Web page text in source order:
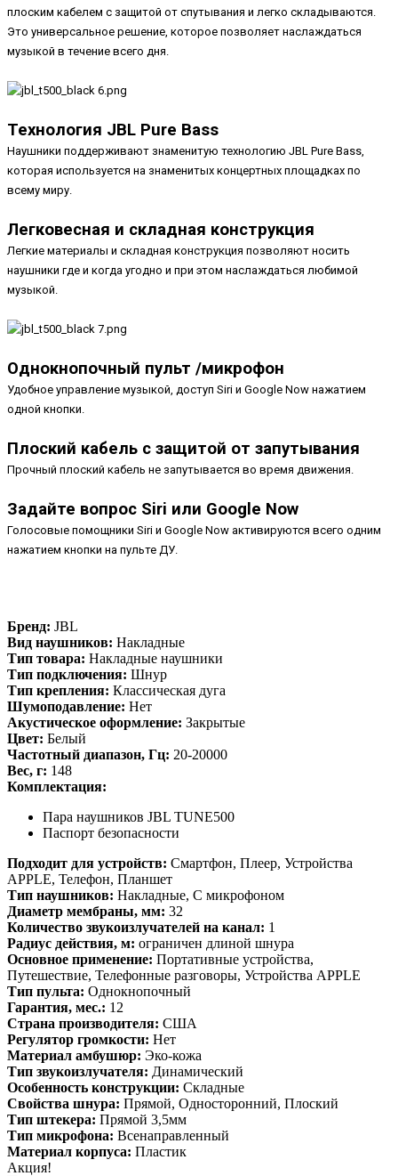
плоским кабелем с защитой от спутывания и легко складываются.
Это универсальное решение, которое позволяет наслаждаться
музыкой в течение всего дня.
Технология JBL Pure Bass
Наушники поддерживают знаменитую технологию JBL Pure Bass,
которая используется на знаменитых концертных площадках по
всему миру.
Легковесная и складная конструкция
Легкие материалы и складная конструкция позволяют носить
наушники где и когда угодно и при этом наслаждаться любимой
музыкой.
Однокнопочный пульт /микрофон
Удобное управление музыкой, доступ Siri и Google Now нажатием
одной кнопки.
Плоский кабель с защитой от запутывания
Прочный плоский кабель не запутывается во время движения.
Задайте вопрос Siri или Google Now
Голосовые помощники Siri и Google Now активируются всего одним
нажатием кнопки на пульте ДУ.
Бренд: JBL
Вид наушников: Накладные
Тип товара: Накладные наушники
Тип подключения: Шнур
Тип крепления: Классическая дуга
Шумоподавление: Нет
Акустическое оформление: Закрытые
Цвет: Белый
Частотный диапазон, Гц: 20-20000
Вес, г: 148
Комплектация:
Пара наушников JBL TUNE500
Паспорт безопасности
Подходит для устройств: Смартфон, Плеер, Устройства
APPLE, Телефон, Планшет
Тип наушников: Накладные, С микрофоном
Диаметр мембраны, мм: 32
Количество звукоизлучателей на канал: 1
Радиус действия, м: ограничен длиной шнура
Основное применение: Портативные устройства,
Путешествие, Телефонные разговоры, Устройства APPLE
Тип пульта: Однокнопочный
Гарантия, мес.: 12
Страна производителя: США
Регулятор громкости: Нет
Материал амбушюр: Эко-кожа
Тип звукоизлучателя: Динамический
Особенность конструкции: Складные
Свойства шнура: Прямой, Односторонний, Плоский
Тип штекера: Прямой 3,5мм
Тип микрофона: Всенаправленный
Материал корпуса: Пластик
Акция!